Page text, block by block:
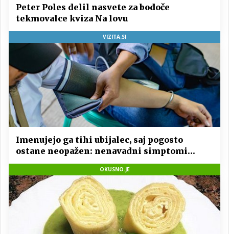
Peter Poles delil nasvete za bodoče
tekmovalce kviza Na lovu
VIZITA.SI
Imenujejo ga tihi ubijalec, saj pogosto
ostane neopažen: nenavadni simptomi
visokega holesterola
OKUSNO.JE